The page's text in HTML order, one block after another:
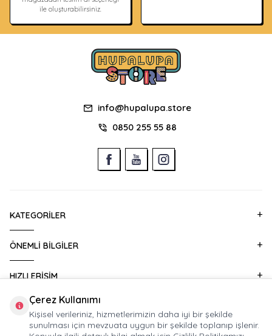
ile oluşturabilirsiniz.
info@hupalupa.store
0850 255 55 88
KATEGORILER
ÖNEMLI BILGILER
HIZLI ERIŞIM
KURUMSAL SATIŞ
Çerez Kullanımı
Kişisel verileriniz, hizmetlerimizin daha iyi bir şekilde
sunulması için mevzuata uygun bir şekilde toplanıp işlenir.